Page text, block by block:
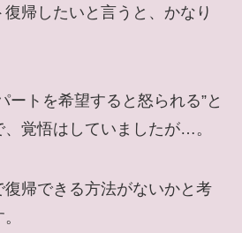
帰したいと言うと、かなり
ートを希望すると怒られる”と
覚悟はしていましたが…。
復帰できる方法がないかと考